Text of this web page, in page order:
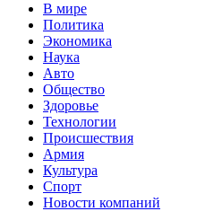
В мире
Политика
Экономика
Наука
Авто
Общество
Здоровье
Технологии
Происшествия
Армия
Культура
Спорт
Новости компаний